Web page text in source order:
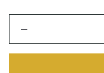
Vestuvinis